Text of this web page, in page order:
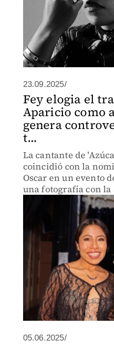
23.09.2025/
Fey elogia el
Aparicio como
genera
t...
La cantante de
coincidió con la
Oscar en un evento
una fotografía con
que ha generado
05.06.2025/